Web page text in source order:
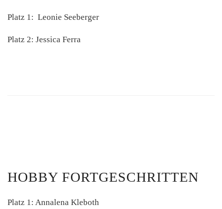
Platz 1: Leonie Seeberger
Platz 2: Jessica Ferra
HOBBY FORTGESCHRITTEN
Platz 1: Annalena Kleboth